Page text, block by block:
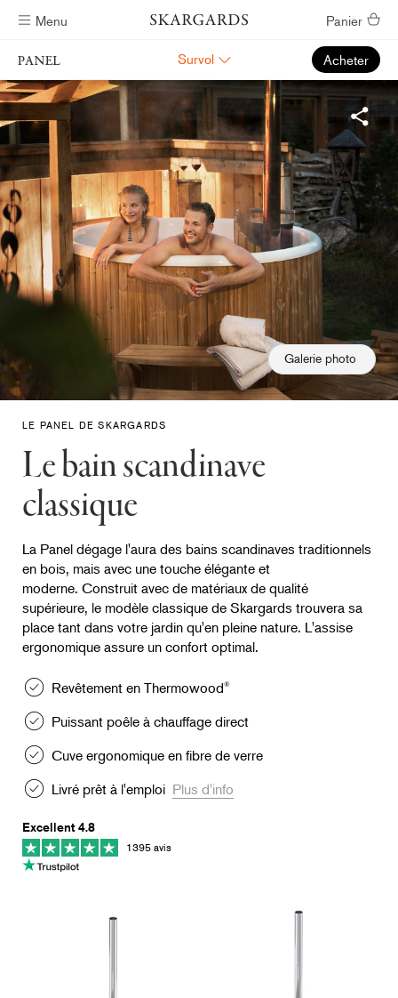
Menu Livraison gratuite Panier
Survol Acheter
Galerie photo
LE PANEL DE SKARGARDS
Le bain scandinave
classique
La Panel dégage l'aura des bains scandinaves traditionnels
en bois, mais avec une touche élégante et
moderne. Construit avec de matériaux de qualité
supérieure, le modèle classique de Skargards trouvera sa
place tant dans votre jardin qu'en pleine nature. L'assise
ergonomique assure un confort optimal.
Revêtement en Thermowood®
Puissant poêle à chauffage direct
Cuve ergonomique en fibre de verre
Livré prêt à l'emploi Plus d'info
Excellent 4.8
1395 avis